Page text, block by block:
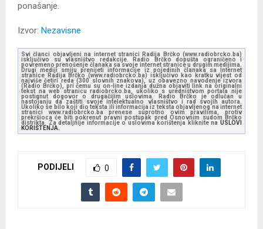
ponašanje.
Izvor: Nezavisne
Svi članci objavljeni na internet stranici Radija Brčko (www.radiobrcko.ba)
isključivo su vlasništvo redakcije. Radio Brčko dopušta ograničeno i
povremeno prenošenje članaka sa svoje internet stranice u drugim medijima.
Drugi mediji smiju prenijeti informacije iz pojedinih članaka sa Internet
stranice Radija Brčko (www.radiobrcko.ba) isključivo kao kratku vijest od
najviše četiri reda (300 slovnih znakova), uz obavezno navođenje izvora
(Radio Brčko), pri čemu su on-line izdanja dužna objaviti link na originalni
tekst na web stranicu radiobrcko.ba, ukoliko s uredništvom portala nije
postignut dogovor o drugačijim uslovima. Radio Brčko je odlučan u
nastojanju da zaštiti svoje intelektualno vlasništvo i rad svojih autora.
Ukoliko se bilo koji dio teksta ili informacija iz teksta objavljenog na internet
stranici www.radiobrcko.ba prenese suprotno ovim pravilima, protiv
prekršioca će biti pokrenut pravni postupak pred Osnovnim sudom Brčko
distrikta. Za detaljnije informacije o uslovima korištenja kliknite na USLOVI
KORIŠTENJA.
PODIJELI 0